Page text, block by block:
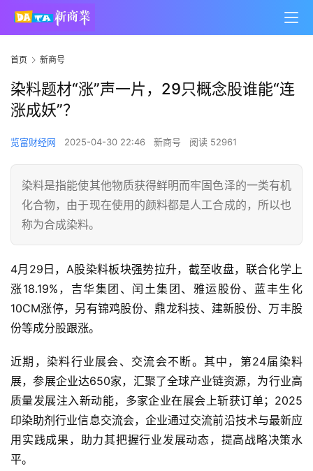
首页 新商号
染料题材“涨”声一片，29只概念股谁能“连
涨成妖”？
览富财经网 2025-04-30 22:46 新商号 阅读 52961
染料是指能使其他物质获得鲜明而牢固色泽的一类有机
化合物，由于现在使用的颜料都是人工合成的，所以也
称为合成染料。
4月29日，A股染料板块强势拉升，截至收盘，联合化学上
涨18.19%，吉华集团、闰土集团、雅运股份、蓝丰生化
10CM涨停，另有锦鸡股份、鼎龙科技、建新股份、万丰股
份等成分股跟涨。
近期，染料行业展会、交流会不断。其中，第24届染料
展，参展企业达650家，汇聚了全球产业链资源，为行业高
质量发展注入新动能，多家企业在展会上斩获订单；2025
印染助剂行业信息交流会，企业通过交流前沿技术与最新应
用实践成果，助力其把握行业发展动态，提高战略决策水
平。